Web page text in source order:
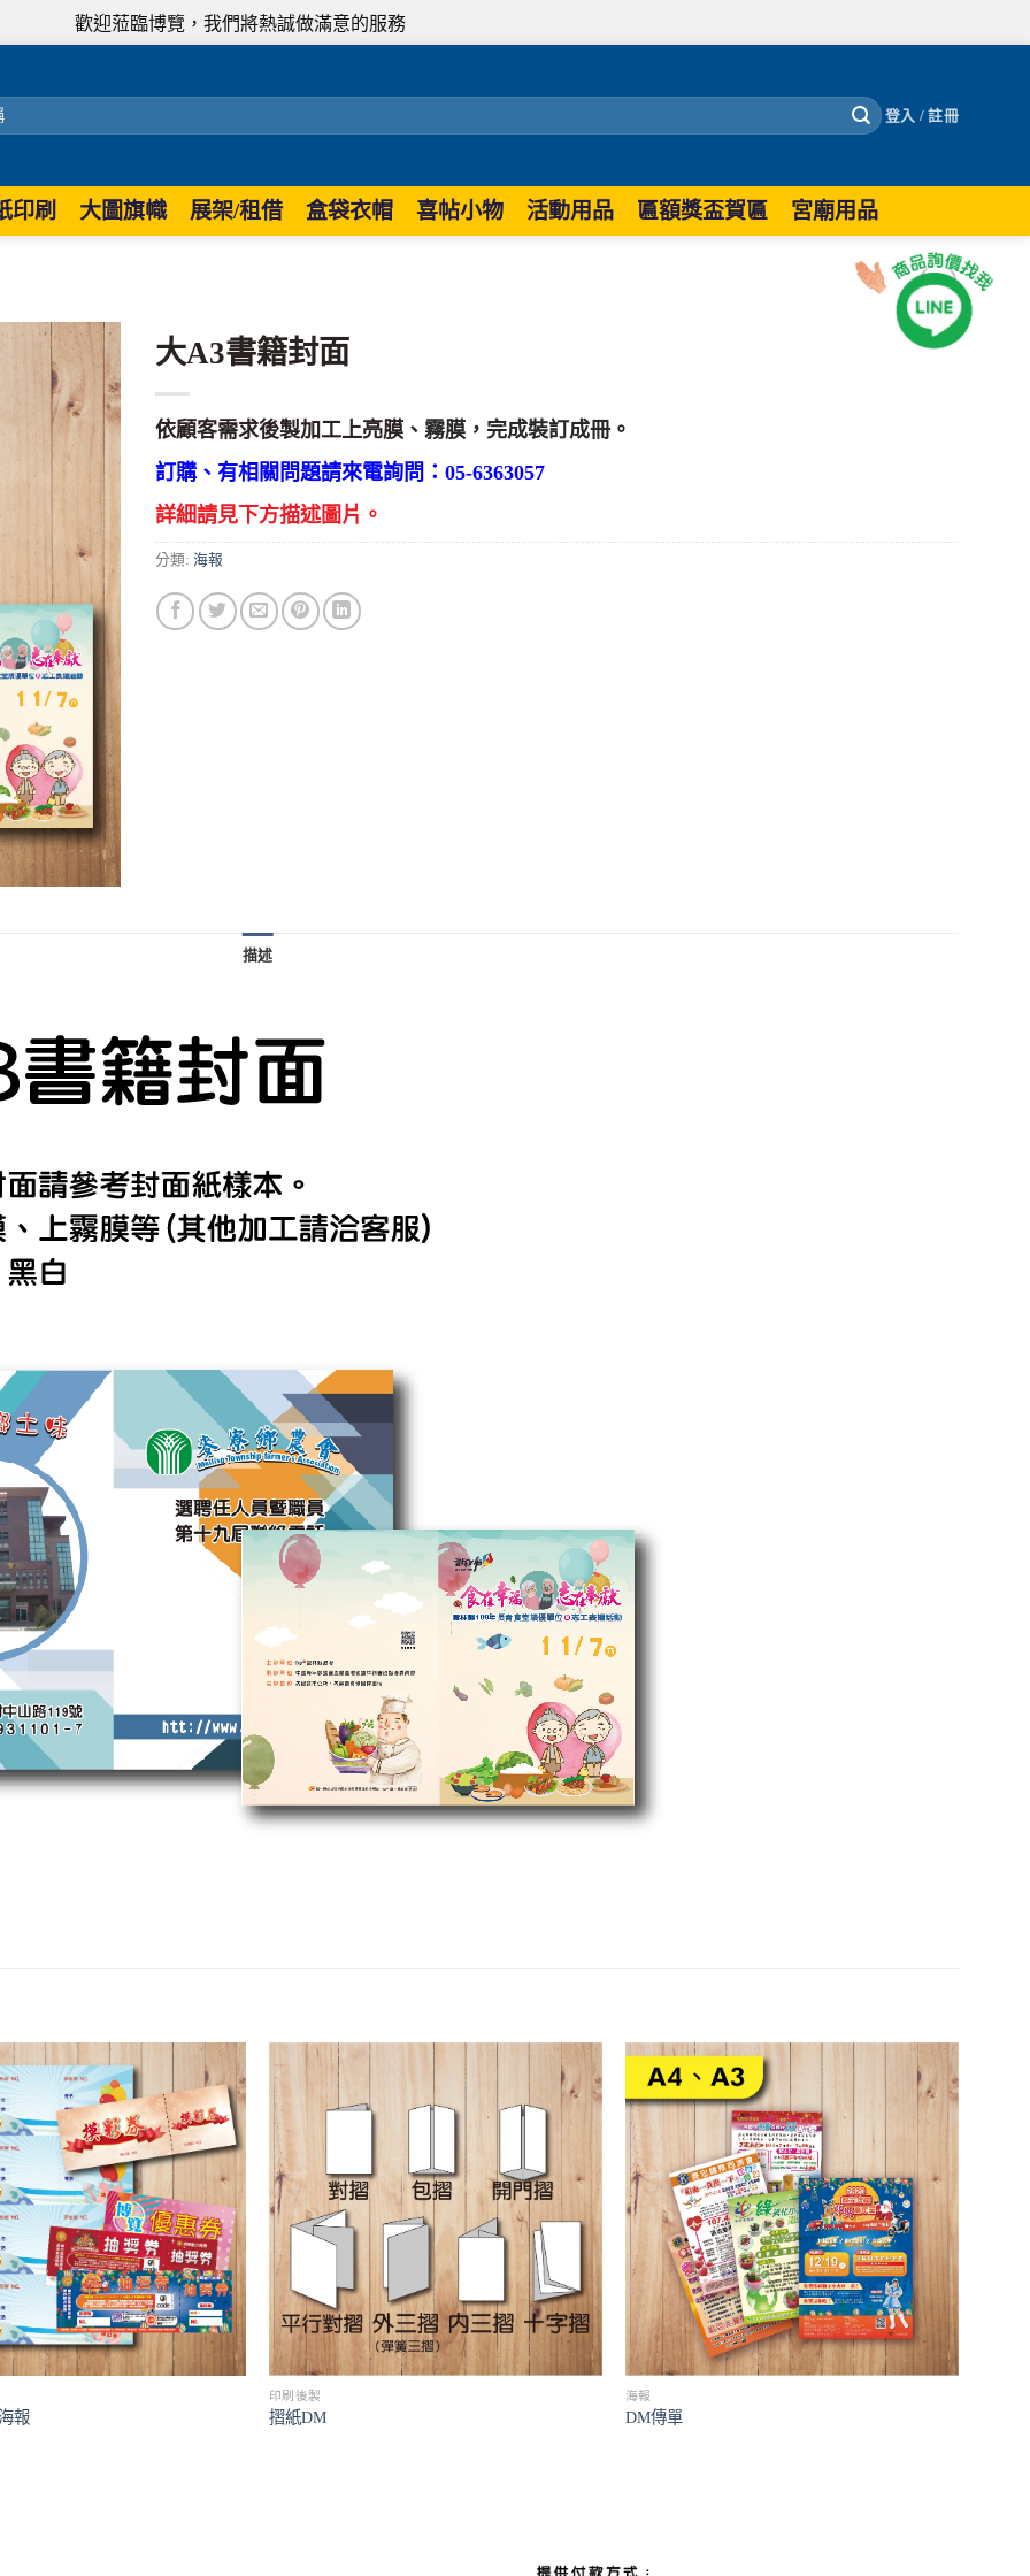
歡迎蒞臨博覽，我們將熱誠做滿意的服務
登入 / 註冊
印刷 大圖旗幟 展架/租借 盒袋衣帽 喜帖小物 活動用品 匾額獎盃賀匾 宮廟用品
大A3書籍封面
依顧客需求後製加工上亮膜、霧膜，完成裝訂成冊。
訂購、有相關問題請來電詢問：05-6363057
詳細請見下方描述圖片。
分類: 海報
描述
報
印刷後製
摺紙DM
海報
DM傳單